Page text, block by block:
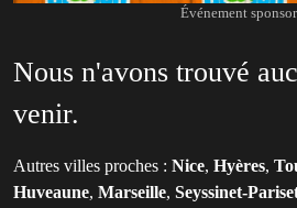
Événement
Nous n'avons trouvé
venir.
Autres villes proches : Nice, Hyères,
Huveaune, Marseille, Seyssinet-